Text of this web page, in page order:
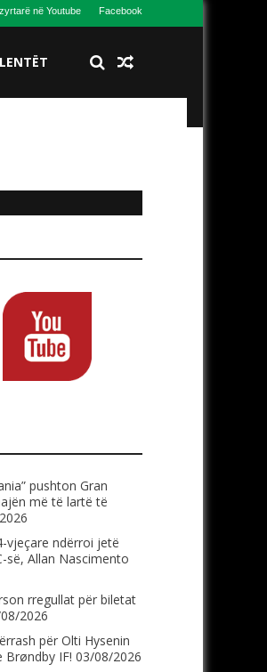
në Youtube Facebook
pushton Gran
më të lartë të
vjeçare ndërroi jetë
së, Allan Nascimento
rregullat për biletat
2026
për Olti Hysenin
Brøndby IF! 03/08/2026